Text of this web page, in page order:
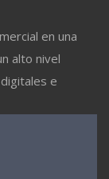
en una
alto nivel
e